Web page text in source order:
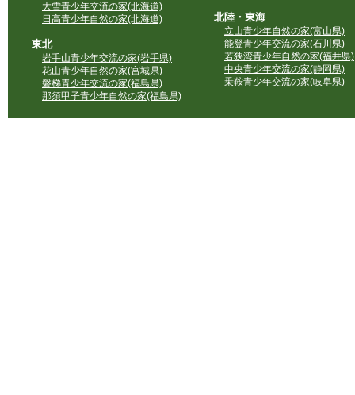
大雪青少年交流の家(北海道)
日高青少年自然の家(北海道)
東北
岩手山青少年交流の家(岩手県)
花山青少年自然の家(宮城県)
磐梯青少年交流の家(福島県)
那須甲子青少年自然の家(福島県)
北陸・東海
立山青少年自然の家(富山県)
能登青少年交流の家(石川県)
若狭湾青少年自然の家(福井県)
中央青少年交流の家(静岡県)
乗鞍青少年交流の家(岐阜県)